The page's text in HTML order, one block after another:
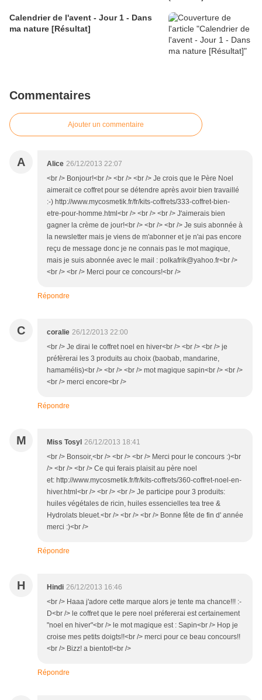
Calendrier de l'avent - Jour 1 - Dans
ma nature [Résultat]
Commentaires
Ajouter un commentaire
A Alice 26/12/2013 22:07
<br /> Bonjour!<br /> <br /> <br /> Je crois que le Père Noel
aimerait ce coffret pour se détendre après avoir bien travaillé
:-) http://www.mycosmetik.fr/fr/kits-coffrets/333-coffret-bien-
etre-pour-homme.html<br /> <br /> <br /> J'aimerais bien
gagner la crème de jour!<br /> <br /> <br /> Je suis abonnée à
la newsletter mais je viens de m'abonner et je n'ai pas encore
reçu de message donc je ne connais pas le mot magique,
mais je suis abonnée avec le mail : polkafrik@yahoo.fr<br />
<br /> <br /> Merci pour ce concours!<br />
Répondre
C coralie 26/12/2013 22:00
<br /> Je dirai le coffret noel en hiver<br /> <br /> <br /> je
préfèrerai les 3 produits au choix (baobab, mandarine,
hamamélis)<br /> <br /> <br /> mot magique sapin<br /> <br />
<br /> merci encore<br />
Répondre
M Miss Tosyl 26/12/2013 18:41
<br /> Bonsoir,<br /> <br /> <br /> Merci pour le concours :)<br
/> <br /> <br /> Ce qui ferais plaisit au père noel
et: http://www.mycosmetik.fr/fr/kits-coffrets/360-coffret-noel-en-
hiver.html<br /> <br /> <br /> Je participe pour 3 produits:
huiles végétales de ricin, huiles essencielles tea tree &
Hydrolats bleuet.<br /> <br /> <br /> Bonne fête de fin d' année
merci :)<br />
Répondre
H Hindi 26/12/2013 16:46
<br /> Haaa j'adore cette marque alors je tente ma chance!!! :-
D<br /> le coffret que le pere noel préfererai est certainement
"noel en hiver"<br /> le mot magique est : Sapin<br /> Hop je
croise mes petits doigts!!<br /> merci pour ce beau concours!!
<br /> Bizz! a bientot!<br />
Répondre